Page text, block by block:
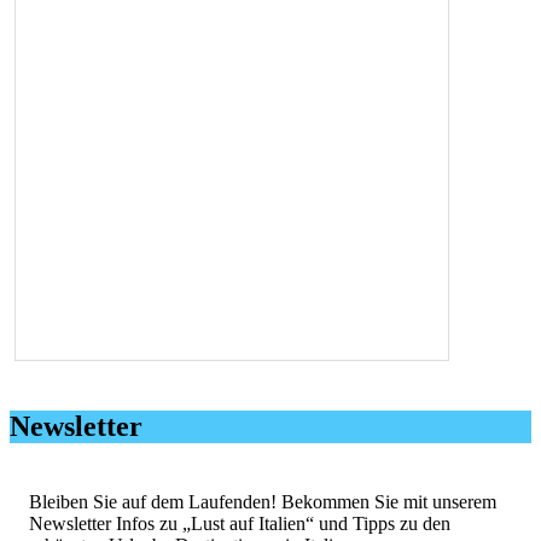
Newsletter
Bleiben Sie auf dem Laufenden! Bekommen Sie mit unserem
Newsletter Infos zu „Lust auf Italien“ und Tipps zu den